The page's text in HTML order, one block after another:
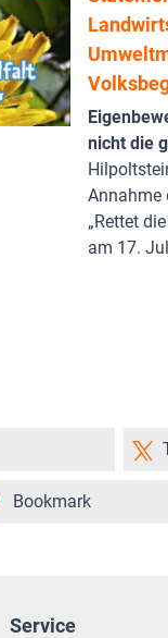
nicht die
Annahme
„Rettet
am 17.
Bookmark
Service